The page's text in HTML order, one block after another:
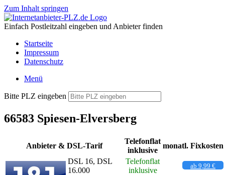
Zum Inhalt springen
Einfach Postleitzahl eingeben und Anbieter finden
Startseite
Impressum
Datenschutz
Menü
Bitte PLZ eingeben
66583 Spiesen-Elversberg
Anbieter & DSL-Tarif
Telefonflat
inklusive
monatl. Fixkosten
DSL 16, DSL
16.000
Telefonflat
inklusive
ab 9,99 €